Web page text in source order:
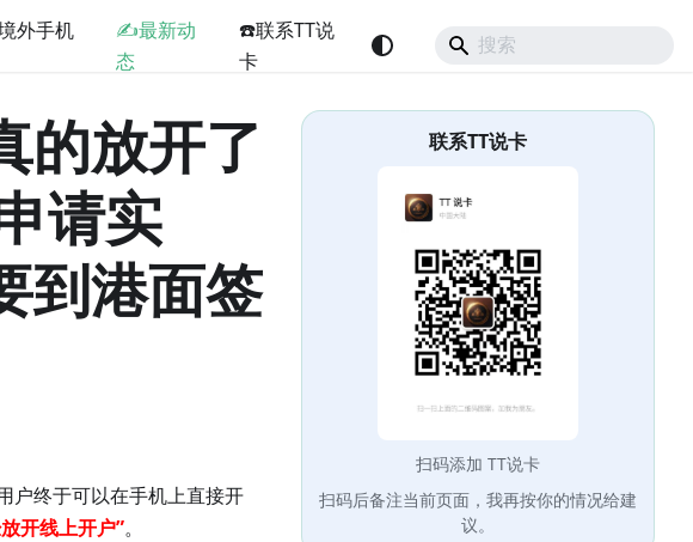
外手机
✍️最新动
态
☎️联系TT说
卡
的放开了
请实
到港面签
户终于可以在手机上直接开
开线上开户”。
联系TT说卡
扫码添加 TT说卡
扫码后备注当前页面，我再按你的情况给建
议。